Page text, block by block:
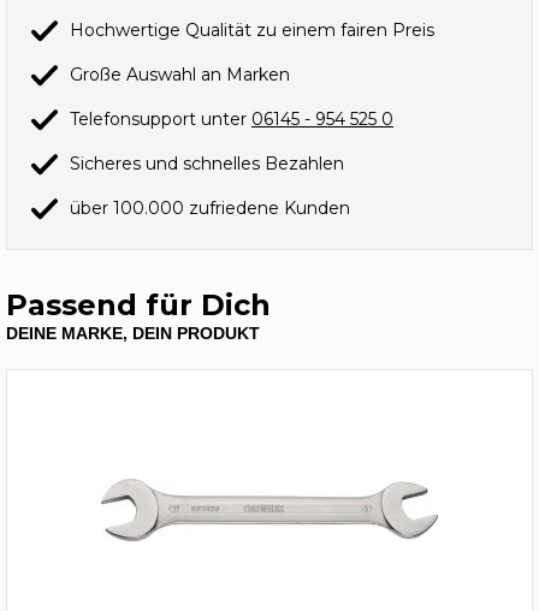
Hochwertige Qualität zu einem fairen Preis
Große Auswahl an Marken
Telefonsupport unter 06145 - 954 525 0
Sicheres und schnelles Bezahlen
über 100.000 zufriedene Kunden
Passend für Dich
DEINE MARKE, DEIN PRODUKT